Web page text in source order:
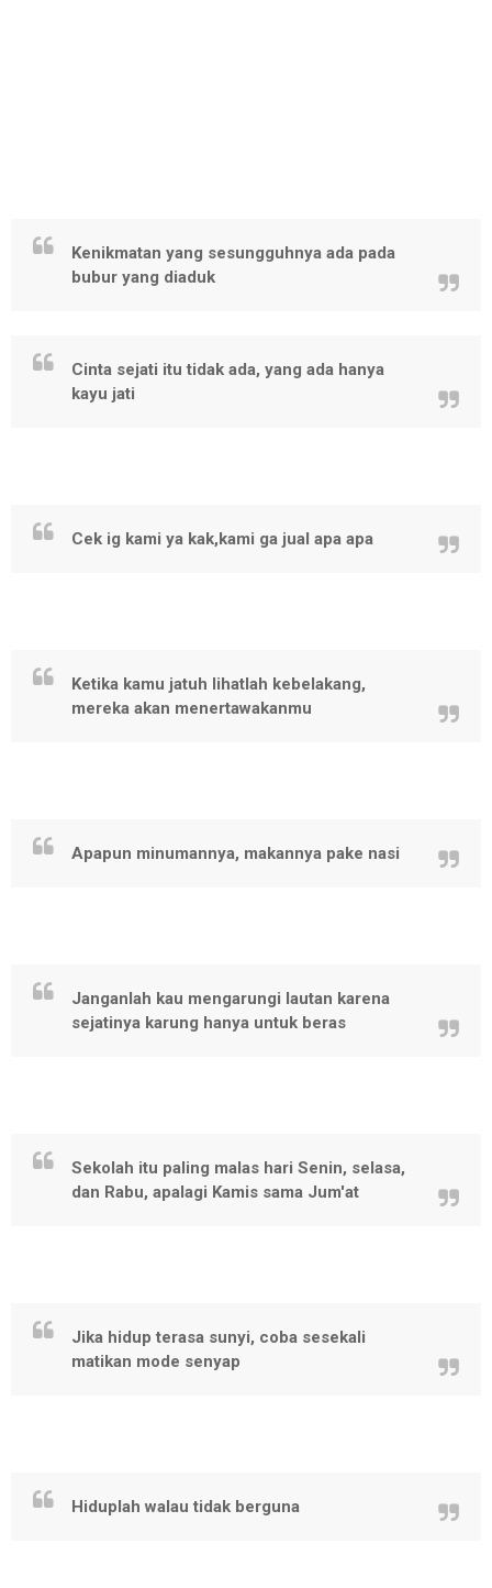
Kenikmatan yang sesungguhnya ada pada
bubur yang diaduk
Cinta sejati itu tidak ada, yang ada hanya
kayu jati
Cek ig kami ya kak,kami ga jual apa apa
Ketika kamu jatuh lihatlah kebelakang,
mereka akan menertawakanmu
Apapun minumannya, makannya pake nasi
Janganlah kau mengarungi lautan karena
sejatinya karung hanya untuk beras
Sekolah itu paling malas hari Senin, selasa,
dan Rabu, apalagi Kamis sama Jum'at
Jika hidup terasa sunyi, coba sesekali
matikan mode senyap
Hiduplah walau tidak berguna